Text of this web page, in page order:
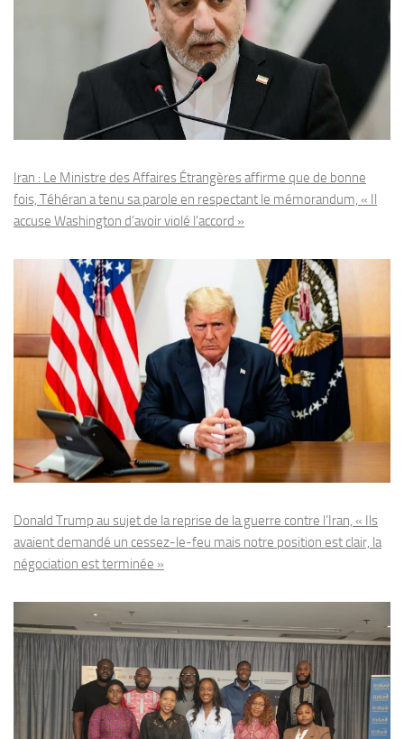
Iran : Le Ministre des Affaires Étrangères affirme que de bonne
fois, Téhéran a tenu sa parole en respectant le mémorandum, « Il
accuse Washington d’avoir violé l’accord »
Donald Trump au sujet de la reprise de la guerre contre l’Iran, « Ils
avaient demandé un cessez-le-feu mais notre position est clair, la
négociation est terminée »